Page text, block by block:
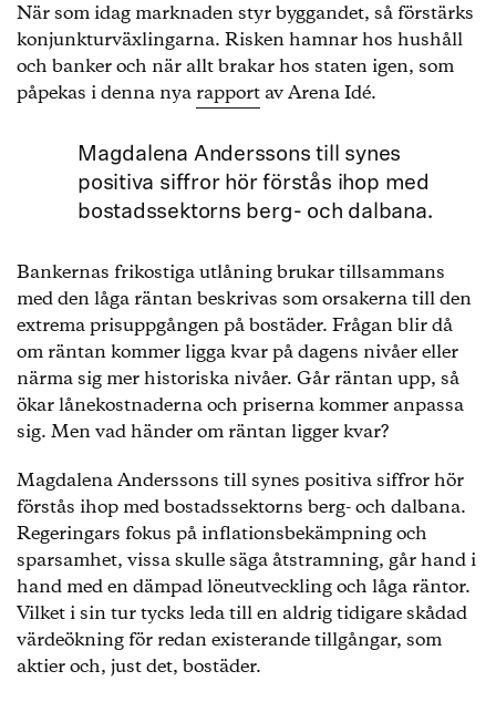
När som idag marknaden styr byggandet, så förstärks
konjunkturväxlingarna. Risken hamnar hos hushåll
och banker och när allt brakar hos staten igen, som
påpekas i denna nya rapport av Arena Idé.
Magdalena Anderssons till synes
positiva siffror hör förstås ihop med
bostadssektorns berg- och dalbana.
Bankernas frikostiga utlåning brukar tillsammans
med den låga räntan beskrivas som orsakerna till den
extrema prisuppgången på bostäder. Frågan blir då
om räntan kommer ligga kvar på dagens nivåer eller
närma sig mer historiska nivåer. Går räntan upp, så
ökar lånekostnaderna och priserna kommer anpassa
sig. Men vad händer om räntan ligger kvar?
Magdalena Anderssons till synes positiva siffror hör
förstås ihop med bostadssektorns berg- och dalbana.
Regeringars fokus på inflationsbekämpning och
sparsamhet, vissa skulle säga åtstramning, går hand i
hand med en dämpad löneutveckling och låga räntor.
Vilket i sin tur tycks leda till en aldrig tidigare skådad
värdeökning för redan existerande tillgångar, som
aktier och, just det, bostäder.